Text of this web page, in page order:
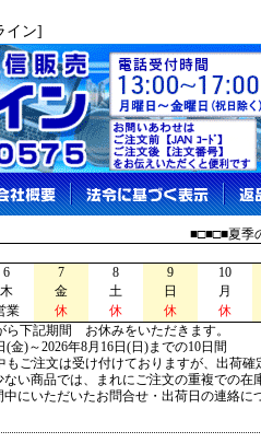
イン]
■□■□■夏季
6 7 8 9
10
木
金 土 日
月
業
休 休 休
休
ら下記期間 お休みをいただきます。
(金)～2026年8月16日(日)までの10日間
もご注文は受け付けておりますが、出荷
い商品では、まれにご注文の重複での在
にいただいたお問合せ・出荷日の連絡に